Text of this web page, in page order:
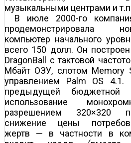
музыкальными центрами и
В июле 2000-го
продемонстрировала
компьютер начального
всего 150 долл. Он
DragonBall с тактовой
Мбайт ОЗУ, слотом Memory
управлением Palm OS 4.1.
предыдущей
использование
разрешением 320×320
снижение цены
жертв — в частности в